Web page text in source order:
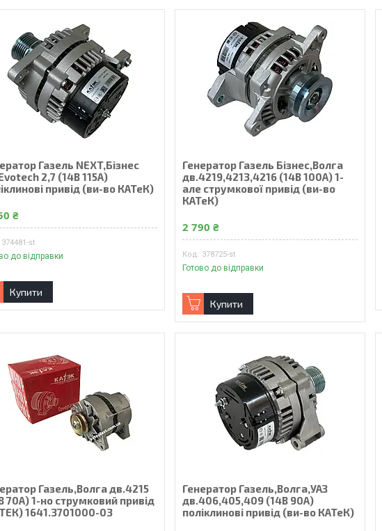
Газель NEXT,Бізнес
2,7 (14В 115А)
привід (ви-во КАТеК)
₴
374481-st
до відправки
Купити
Генератор Газель Бізнес,Волга
дв.4219,4213,4216 (14В 100А) 1-
але струмкової привід (ви-во
КАТеК)
2 790 ₴
378725-st
Готово до відправки
Купити
Газель,Волга дв.4215
70А) 1-но струмковий привiд
1641.3701000-03
Генератор Газель,Волга,УАЗ
дв.406,405,409 (14В 90А)
поліклинові привід (ви-во КАТеК)